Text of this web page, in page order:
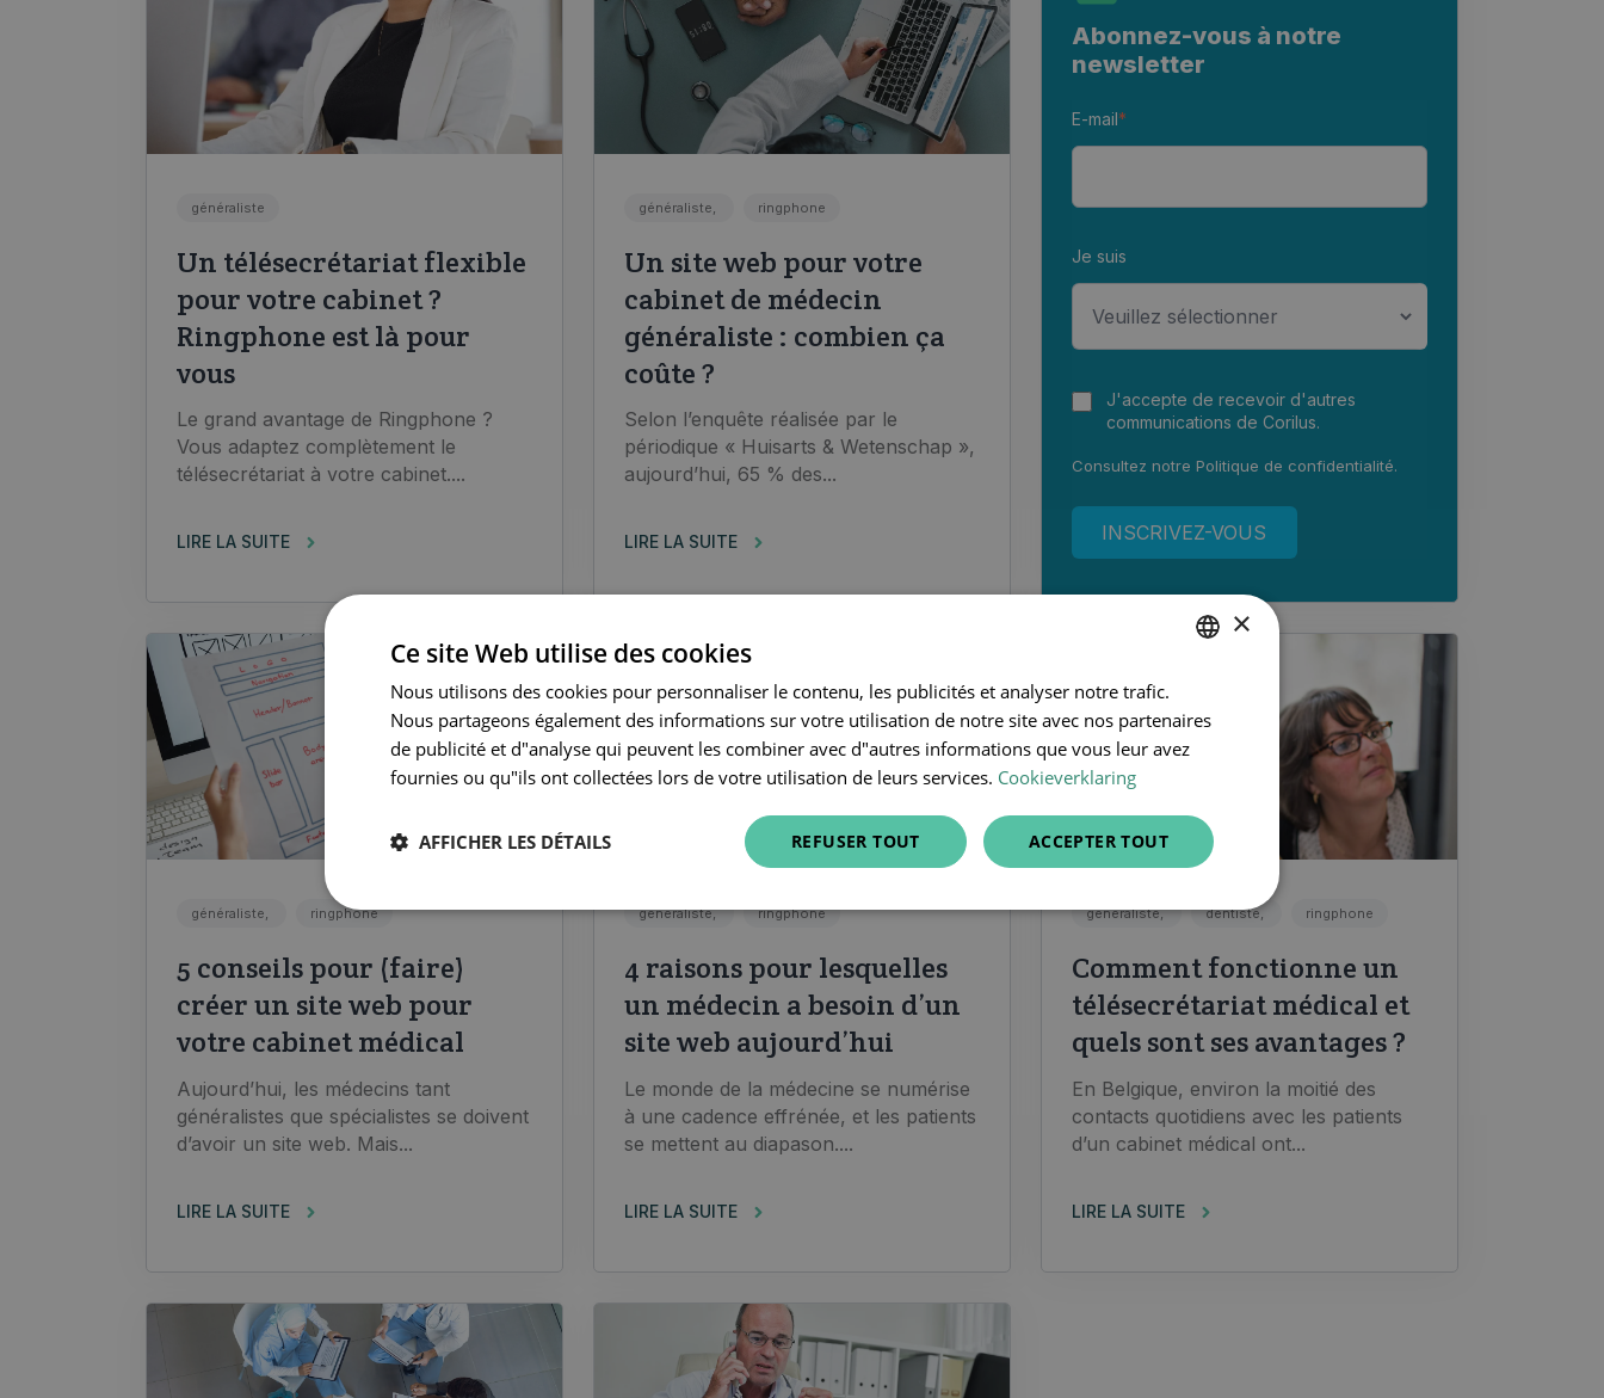
généraliste
Un télésecrétariat flexible
pour votre cabinet ?
Ringphone est là pour
vous
Le grand avantage de Ringphone ?
Vous adaptez complètement le
télésecrétariat à votre cabinet....
LIRE LA SUITE
généraliste, ringphone
Un site web pour votre
cabinet de médecin
généraliste : combien ça
coûte ?
Selon l’enquête réalisée par le
périodique « Huisarts & Wetenschap »,
aujourd’hui, 65 % des...
LIRE LA SUITE
Abonnez-vous à notre
newsletter
E-mail*
Je suis
J'accepte de recevoir d'autres
communications de Corilus.
Consultez notre Politique de confidentialité.
généraliste, ringphone
5 conseils pour (faire)
créer un site web pour
votre cabinet médical
Aujourd’hui, les médecins tant
généralistes que spécialistes se doivent
d’avoir un site web. Mais...
LIRE LA SUITE
généraliste, ringphone
4 raisons pour lesquelles
un médecin a besoin d’un
site web aujourd’hui
Le monde de la médecine se numérise
à une cadence effrénée, et les patients
se mettent au diapason....
LIRE LA SUITE
généraliste, dentiste, ringphone
Comment fonctionne un
télésecrétariat médical et
quels sont ses avantages ?
En Belgique, environ la moitié des
contacts quotidiens avec les patients
d’un cabinet médical ont...
LIRE LA SUITE
FRENCH
×
Ce site Web utilise des cookies
Nous utilisons des cookies pour personnaliser le contenu, les publicités et analyser notre trafic.
Nous partageons également des informations sur votre utilisation de notre site avec nos partenaires
de publicité et d"analyse qui peuvent les combiner avec d"autres informations que vous leur avez
fournies ou qu"ils ont collectées lors de votre utilisation de leurs services. Cookieverklaring
ACCEPTER TOUT
REFUSER TOUT
AFFICHER LES DÉTAILS